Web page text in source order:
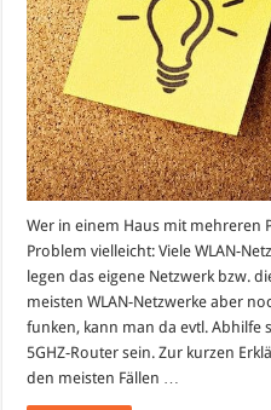
Wer in einem Haus mit mehreren
Problem vielleicht: Viele WLAN-
legen das eigene Netzwerk bzw.
meisten WLAN-Netzwerke aber
funken, kann man da evtl. Abhilfe
5GHZ-Router sein. Zur kurzen
den meisten Fällen …